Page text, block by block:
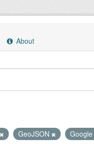
About
GeoJSON